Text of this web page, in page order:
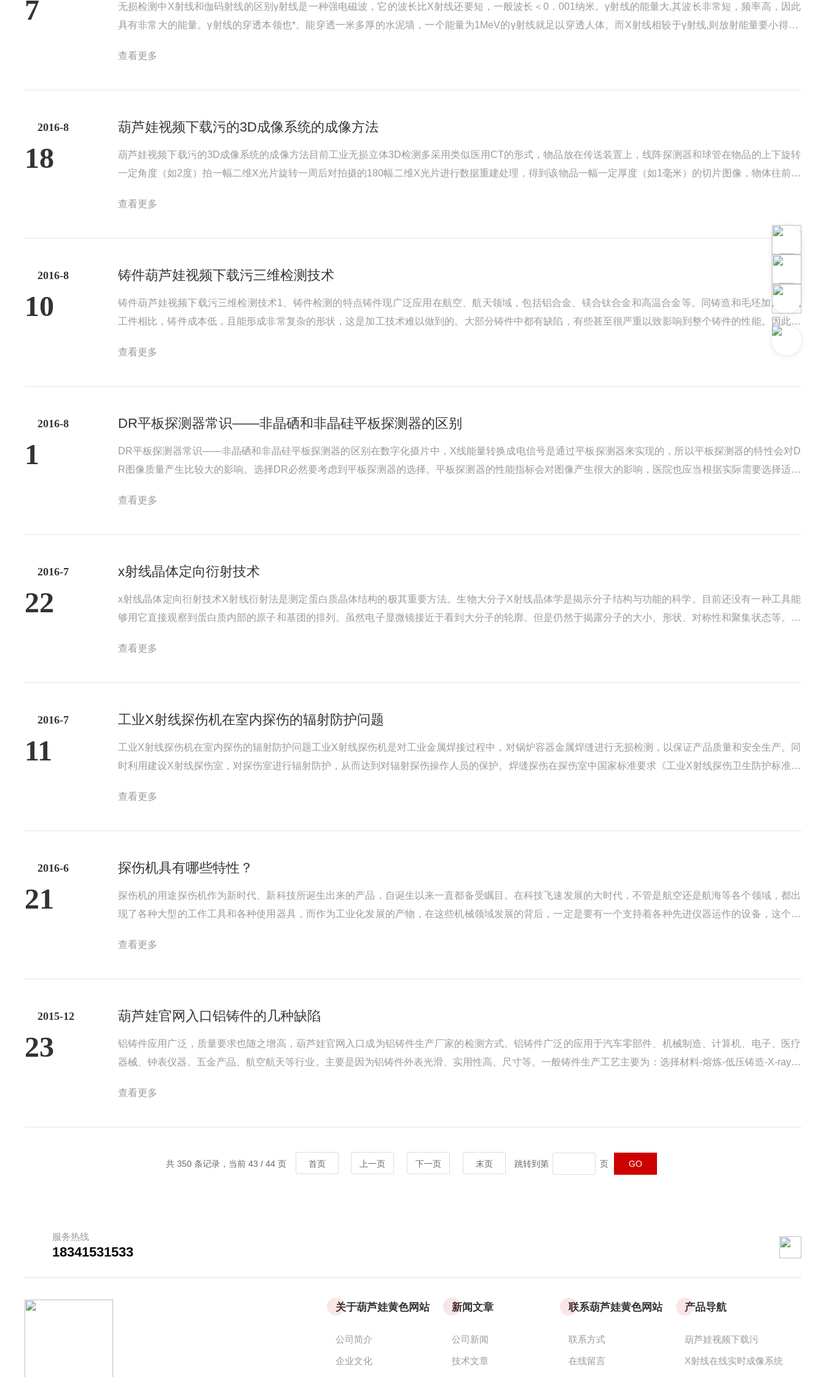
7
无损检测中X射线和伽码射线的区别γ射线是一种强电磁波，它的波长比X射线还要短，一般波长＜0．001纳米。γ射线的能量大,其波长非常短，频率高，因此
具有非常大的能量。γ射线的穿透本领也*。能穿透一米多厚的水泥墙，一个能量为1MeV的γ射线就足以穿透人体。而X射线相较于γ射线,则放射能量要小得多,
般比X射线探伤防护距离在大得多。还要考虑需...
查看更多
2016-8
18
葫芦娃视频下载污的3D成像系统的成像方法
葫芦娃视频下载污的3D成像系统的成像方法目前工业无损立体3D检测多采用类似医用CT的形式，物品放在传送装置上，线阵探测器和球管在物品的上下旋转
一定角度（如2度）拍一幅二维X光片旋转一周后对拍摄的180幅二维X光片进行数据重建处理，得到该物品一幅一定厚度（如1毫米）的切片图像，物体往前移
体径向方向的切片图像），利用这组图像数据，可以制作出长度为L...
查看更多
2016-8
10
铸件葫芦娃视频下载污三维检测技术
铸件葫芦娃视频下载污三维检测技术1、铸件检测的特点铸件现广泛应用在航空、航天领域，包括铝合金、镁合钛合金和高温合金等。同铸造和毛坯加工形成
工件相比，铸件成本低，且能形成非常复杂的形状，这是加工技术难以做到的。大部分铸件中都有缺陷，有些甚至很严重以致影响到整个铸件的性能。因此必
等。根据射线照相结果对铸件的内部缺陷进行分级，做出合格或不合格的判定。但对...
查看更多
2016-8
1
DR平板探测器常识——非晶硒和非晶硅平板探测器的区别
DR平板探测器常识——非晶硒和非晶硅平板探测器的区别在数字化摄片中，X线能量转换成电信号是通过平板探测器来实现的，所以平板探测器的特性会对D
R图像质量产生比较大的影响。选择DR必然要考虑到平板探测器的选择。平板探测器的性能指标会对图像产生很大的影响，医院也应当根据实际需要选择适合
于间接转换平板探测器。非晶硒平板探测器主要由非晶硒层TFT构成...
查看更多
2016-7
22
x射线晶体定向衍射技术
x射线晶体定向衍射技术X射线衍射法是测定蛋白质晶体结构的极其重要方法。生物大分子X射线晶体学是揭示分子结构与功能的科学。目前还没有一种工具能
够用它直接观察到蛋白质内部的原子和基团的排列。虽然电子显微镜接近于看到大分子的轮廓。但是仍然于揭露分子的大小、形状、对称性和聚集状态等。通
术的建立及发展1895年，伦琴(Ro...
查看更多
2016-7
11
工业X射线探伤机在室内探伤的辐射防护问题
工业X射线探伤机在室内探伤的辐射防护问题工业X射线探伤机是对工业金属焊接过程中，对锅炉容器金属焊缝进行无损检测，以保证产品质量和安全生产。同
时利用建设X射线探伤室，对探伤室进行辐射防护，从而达到对辐射探伤操作人员的保护。焊缝探伤在探伤室中国家标准要求《工业X射线探伤卫生防护标准》
有用线束照射的方向和范围、装置的工...
查看更多
2016-6
21
探伤机具有哪些特性？
探伤机的用途探伤机作为新时代、新科技所诞生出来的产品，自诞生以来一直都备受瞩目。在科技飞速发展的大时代，不管是航空还是航海等各个领域，都出
现了各种大型的工作工具和各种使用器具，而作为工业化发展的产物，在这些机械领域发展的背后，一定是要有一个支持着各种先进仪器运作的设备，这个就
业，航天业和交通建筑等各种行业领域中，都能见到探伤机忙碌的影子。探...
查看更多
2015-12
23
葫芦娃官网入口铝铸件的几种缺陷
铝铸件应用广泛，质量要求也随之增高，葫芦娃官网入口成为铝铸件生产厂家的检测方式。铝铸件广泛的应用于汽车零部件、机械制造、计算机、电子、医疗
器械、钟表仪器、五金产品、航空航天等行业。主要是因为铝铸件外表光滑、实用性高、尺寸等。一般铸件生产工艺主要为：选择材料-熔炼-低压铸造-X-ray检
净，一般分布在铸件连接处，看起来发黄呈现灰白色。气孔：在...
查看更多
共 350 条记录，当前 43 / 44 页 首页 上一页 下一页 末页 跳转到第 页
服务热线
18341531533
关于葫芦娃黄色网站
公司简介
企业文化
新闻文章
公司新闻
技术文章
联系葫芦娃黄色网站
联系方式
在线留言
产品导航
葫芦娃视频下载污
X射线在线实时成像系统